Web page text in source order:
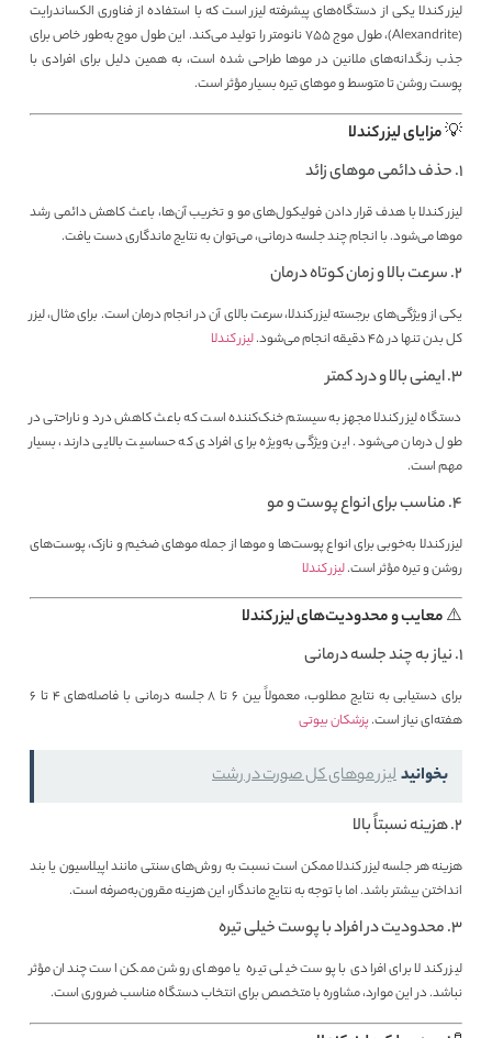
لیزر کندلا یکی از دستگاه‌های پیشرفته لیزر است که با استفاده از فناوری الکساندرایت
(Alexandrite)، طول موج 755 نانومتر را تولید می‌کند. این طول موج به‌طور خاص برای
جذب رنگدانه‌های ملانین در موها طراحی شده است، به همین دلیل برای افرادی با
پوست روشن تا متوسط و موهای تیره بسیار مؤثر است.
💡 مزایای لیزر کندلا
1. حذف دائمی موهای زائد
لیزر کندلا با هدف قرار دادن فولیکول‌های مو و تخریب آن‌ها، باعث کاهش دائمی رشد
موها می‌شود. با انجام چند جلسه درمانی، می‌توان به نتایج ماندگاری دست یافت.
2. سرعت بالا و زمان کوتاه درمان
یکی از ویژگی‌های برجسته لیزر کندلا، سرعت بالای آن در انجام درمان است. برای مثال، لیزر
کل بدن تنها در ۴۵ دقیقه انجام می‌شود.
لیزر کندلا
3. ایمنی بالا و درد کمتر
دستگاه لیزر کندلا مجهز به سیستم خنک‌کننده است که باعث کاهش درد و ناراحتی در
طول درمان می‌شود. این ویژگی به‌ویژه برای افرادی که حساسیت بالایی دارند، بسیار
مهم است.
4. مناسب برای انواع پوست و مو
لیزر کندلا به‌خوبی برای انواع پوست‌ها و موها از جمله موهای ضخیم و نازک، پوست‌های
روشن و تیره مؤثر است.لیزر کندلا
⚠️ معایب و محدودیت‌های لیزر کندلا
1. نیاز به چند جلسه درمانی
برای دستیابی به نتایج مطلوب، معمولاً بین ۶ تا ۸ جلسه درمانی با فاصله‌های ۴ تا ۶
هفته‌ای نیاز است.پزشکان بیوتی
بخوانیدلیزر موهای کل صورت در رشت
2. هزینه نسبتاً بالا
هزینه هر جلسه لیزر کندلا ممکن است نسبت به روش‌های سنتی مانند اپیلاسیون یا بند
انداختن بیشتر باشد. اما با توجه به نتایج ماندگار، این هزینه مقرون‌به‌صرفه است.
3. محدودیت در افراد با پوست خیلی تیره
لیزر کندلا برای افرادی با پوست خیلی تیره یا موهای روشن ممکن است چندان مؤثر
نباشد. در این موارد، مشاوره با متخصص برای انتخاب دستگاه مناسب ضروری است.